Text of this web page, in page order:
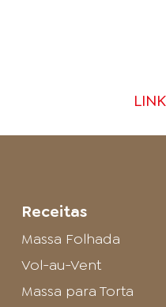
Receitas
Massa Folhada
Vol-au-Vent
Massa para Torta